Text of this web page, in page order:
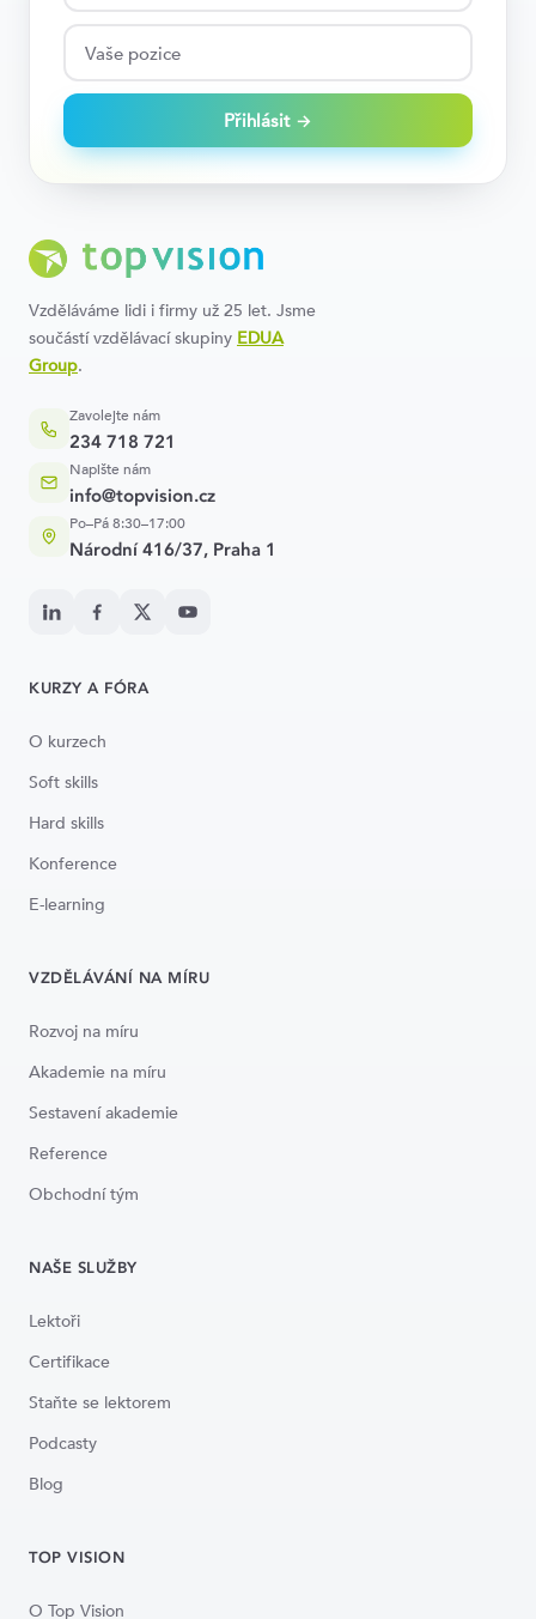
Přihlásit →
Vzděláváme lidi i firmy už 25 let. Jsme
součástí vzdělávací skupiny EDUA
Group.
Zavolejte nám
234 718 721
Napište nám
info@topvision.cz
Po–Pá 8:30–17:00
Národní 416/37, Praha 1
KURZY A FÓRA
O kurzech
Soft skills
Hard skills
Konference
E-learning
VZDĚLÁVÁNÍ NA MÍRU
Rozvoj na míru
Akademie na míru
Sestavení akademie
Reference
Obchodní tým
NAŠE SLUŽBY
Lektoři
Certifikace
Staňte se lektorem
Podcasty
Blog
TOP VISION
O Top Vision